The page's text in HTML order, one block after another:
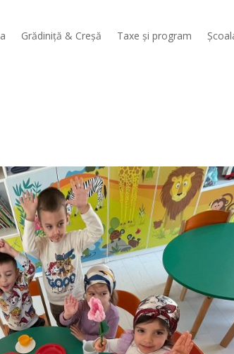
Grădiniță & Creșă Taxe și program